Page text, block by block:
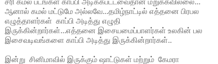
ஆனால் கமல் மட்டுமே அல்லவே...தமிழ்நாட்டில் எத்தனை பிரபல
எழுத்தாளர்கள் காப்பி அடித்து எழுதி
இருக்கின்றார்கள்...எத்தனை இசையமைப்பாளர்கள் உலகின் பல
இசைவடிவங்களை காப்பி அடித்து இருக்கின்றார்கள்..
இன்று சினிமாவில் இருக்கும் ஷாட்டுகள் மற்றும் கேமரா